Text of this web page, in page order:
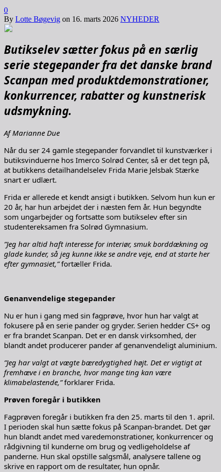
0
By Lotte Bøgevig on 16. marts 2026 NYHEDER
Butikselev sætter fokus på en særlig
serie stegepander fra det danske brand
Scanpan med produktdemonstrationer,
konkurrencer, rabatter og kunstnerisk
udsmykning.
Af Marianne Due
Når du ser 24 gamle stegepander forvandlet til kunstværker i
butiksvinduerne hos Imerco Solrød Center, så er det tegn på,
at butikkens detailhandelselev Frida Marie Jelsbak Stærke
snart er udlært.
Frida er allerede et kendt ansigt i butikken. Selvom hun kun er
20 år, har hun arbejdet der i næsten fem år. Hun begyndte
som ungarbejder og fortsatte som butikselev efter sin
studentereksamen fra Solrød Gymnasium.
”Jeg har altid haft interesse for interiør, smuk borddækning og
glade kunder, så jeg kunne ikke se andre veje, end at starte her
efter gymnasiet,”fortæller Frida.
Genanvendelige stegepander
Nu er hun i gang med sin fagprøve, hvor hun har valgt at
fokusere på en serie pander og gryder. Serien hedder CS+ og
er fra brandet Scanpan. Det er en dansk virksomhed, der
blandt andet producerer pander af genanvendeligt aluminium.
”Jeg har valgt at vægte bæredygtighed højt. Det er vigtigt at
fremhæve i en branche, hvor mange ting kan være
klimabelastende,”forklarer Frida.
Prøven foregår i butikken
Fagprøven foregår i butikken fra den 25. marts til den 1. april.
I perioden skal hun sætte fokus på Scanpan-brandet. Det gør
hun blandt andet med varedemonstrationer, konkurrencer og
rådgivning til kunderne om brug og vedligeholdelse af
panderne. Hun skal opstille salgsmål, analysere tallene og
skrive en rapport om de resultater, hun opnår.